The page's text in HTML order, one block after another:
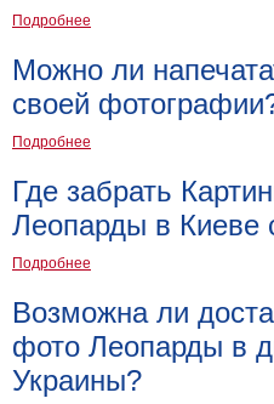
Подробнее
Можно ли
своей
Подробнее
Где забрать
Леопарды в Киеве
Подробнее
Возможна ли
фото Леопарды в
Украины?